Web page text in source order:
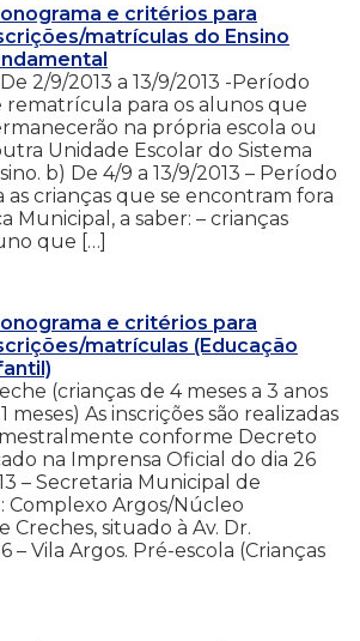
e critérios para
matrículas do Ensino
2/9/2013 a 13/9/2013 -Período
rematrícula para os alunos que
na própria escola ou
Unidade Escolar do Sistema
b) De 4/9 a 13/9/2013 – Período
as crianças que se encontram fora
Municipal, a saber: – crianças
que […]
e critérios para
matrículas (Educação
(crianças de 4 meses a 3 anos
meses) As inscrições são realizadas
conforme Decreto
na Imprensa Oficial do dia 26
– Secretaria Municipal de
Complexo Argos/Núcleo
Creches, situado à Av. Dr.
– Vila Argos. Pré-escola (Crianças